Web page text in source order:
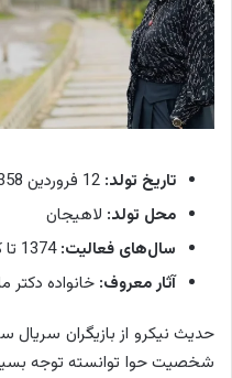
تاریخ تولد:
محل تولد: لاهیجان
سال‌های فعالیت:1374 تا کنون
آثار معروف: خانواده دکتر
حدیث نیکرو از بازیگران
شخصیت حوا توانسته توجه